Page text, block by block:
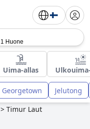
1 Huone
Uima-allas
Georgetown Jelutong
> Timur Laut